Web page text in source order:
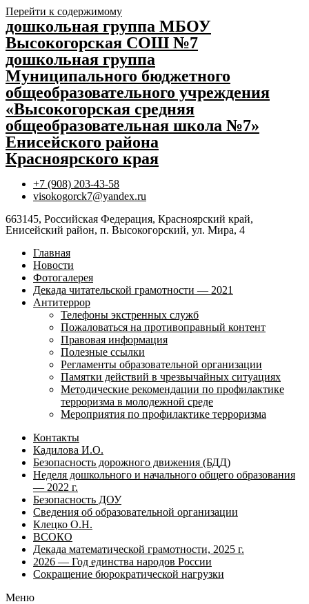
Перейти к содержимому
дошкольная группа МБОУ
Высокогорская СОШ №7
дошкольная группа
Муниципального бюджетного
общеобразовательного учреждения
«Высокогорская средняя
общеобразовательная школа №7»
Енисейского района
Красноярского края
+7 (908) 203-43-58
visokogorck7@yandex.ru
663145, Российская Федерация, Красноярский край,
Енисейский район, п. Высокогорский, ул. Мира, 4
Главная
Новости
Фотогалерея
Декада читательской грамотности — 2021
Антитеррор
Телефоны экстренных служб
Пожаловаться на противоправный контент
Правовая информация
Полезные ссылки
Регламенты образовательной организации
Памятки действий в чрезвычайных ситуациях
Методические рекомендации по профилактике
терроризма в молодежной среде
Мероприятия по профилактике терроризма
Контакты
Кадилова И.О.
Безопасность дорожного движения (БДД)
Неделя дошкольного и начального общего образования
— 2022 г.
Безопасность ДОУ
Сведения об образовательной организации
Клецко О.Н.
ВСОКО
Декада математической грамотности, 2025 г.
2026 — Год единства народов России
Сокращение бюрократической нагрузки
Меню